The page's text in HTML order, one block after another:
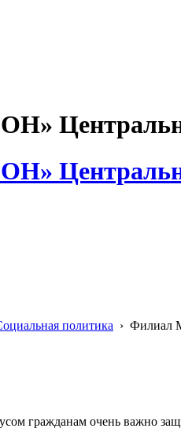
политика › Филиал
гражданам очень важно